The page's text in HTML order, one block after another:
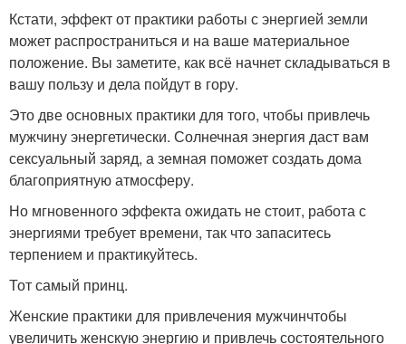
Кстати, эффект от практики работы с энергией земли
может распространиться и на ваше материальное
положение. Вы заметите, как всё начнет складываться в
вашу пользу и дела пойдут в гору.
Это две основных практики для того, чтобы привлечь
мужчину энергетически. Солнечная энергия даст вам
сексуальный заряд, а земная поможет создать дома
благоприятную атмосферу.
Но мгновенного эффекта ожидать не стоит, работа с
энергиями требует времени, так что запаситесь
терпением и практикуйтесь.
Тот самый принц.
Женские практики для привлечения мужчинчтобы
увеличить женскую энергию и привлечь состоятельного